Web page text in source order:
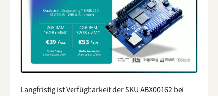
Langfristig ist Verfügbarkeit der SKU ABX00162 bei